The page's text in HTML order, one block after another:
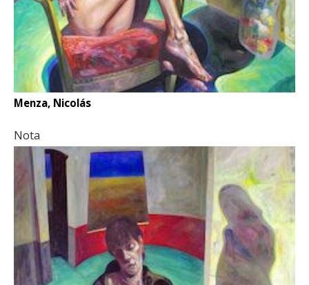
Menza, Nicolás
Nota